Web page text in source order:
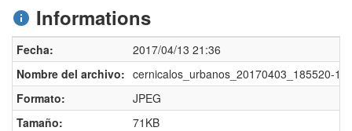
Informations
Fecha:
2017/04/13 21:36
Nombre del archivo: cernicalos_urbanos_20170403_185520-
Formato:
JPEG
Tamaño:
71KB